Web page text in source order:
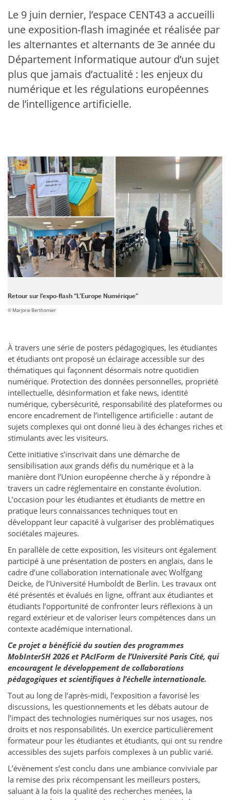
Le 9 juin dernier, l’espace CENT43 a accueilli
une exposition-flash imaginée et réalisée par
les alternantes et alternants de 3e année du
Département Informatique autour d’un sujet
plus que jamais d’actualité : les enjeux du
numérique et les régulations européennes
de l’intelligence artificielle.
Retour sur l’expo-flash “L’Europe Numérique”
© Marjorie Berthomier
À travers une série de posters pédagogiques, les étudiantes
et étudiants ont proposé un éclairage accessible sur des
thématiques qui façonnent désormais notre quotidien
numérique. Protection des données personnelles, propriété
intellectuelle, désinformation et fake news, identité
numérique, cybersécurité, responsabilité des plateformes ou
encore encadrement de l’intelligence artificielle : autant de
sujets complexes qui ont donné lieu à des échanges riches et
stimulants avec les visiteurs.
Cette initiative s’inscrivait dans une démarche de
sensibilisation aux grands défis du numérique et à la
manière dont l’Union européenne cherche à y répondre à
travers un cadre réglementaire en constante évolution.
L’occasion pour les étudiantes et étudiants de mettre en
pratique leurs connaissances techniques tout en
développant leur capacité à vulgariser des problématiques
sociétales majeures.
En parallèle de cette exposition, les visiteurs ont également
participé à une présentation de posters en anglais, dans le
cadre d’une collaboration internationale avec Wolfgang
Deicke, de l’Université Humboldt de Berlin. Les travaux ont
été présentés et évalués en ligne, offrant aux étudiantes et
étudiants l’opportunité de confronter leurs réflexions à un
regard extérieur et de valoriser leurs compétences dans un
contexte académique international.
Ce projet a bénéficié du soutien des programmes
MobInterSH 2026 et PAcIForm de l’Université Paris Cité, qui
encouragent le développement de collaborations
pédagogiques et scientifiques à l’échelle internationale.
Tout au long de l’après-midi, l’exposition a favorisé les
discussions, les questionnements et les débats autour de
l’impact des technologies numériques sur nos usages, nos
droits et nos responsabilités. Un exercice particulièrement
formateur pour les étudiantes et étudiants, qui ont su rendre
accessibles des sujets parfois complexes à un public varié.
L’événement s’est conclu dans une ambiance conviviale par
la remise des prix récompensant les meilleurs posters,
saluant à la fois la qualité des recherches menées, la